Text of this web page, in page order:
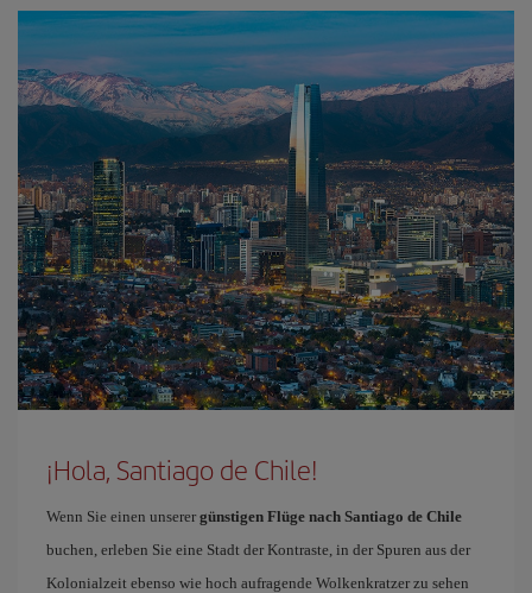
¡Hola, Santiago de Chile!
Wenn Sie einen unserer günstigen Flüge nach Santiago de Chile
buchen, erleben Sie eine Stadt der Kontraste, in der Spuren aus der
Kolonialzeit ebenso wie hoch aufragende Wolkenkratzer zu sehen